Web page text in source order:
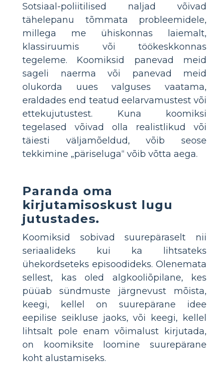
Sotsiaal-poliitilised naljad võivad
tähelepanu tõmmata probleemidele,
millega me ühiskonnas laiemalt,
klassiruumis või töökeskkonnas
tegeleme. Koomiksid panevad meid
sageli naerma või panevad meid
olukorda uues valguses vaatama,
eraldades end teatud eelarvamustest või
ettekujutustest. Kuna koomiksi
tegelased võivad olla realistlikud või
täiesti väljamõeldud, võib seose
tekkimine „päriseluga“ võib võtta aega.
Paranda oma
kirjutamisoskust lugu
jutustades.
Koomiksid sobivad suurepäraselt nii
seriaalideks kui ka lihtsateks
ühekordseteks episoodideks. Olenemata
sellest, kas oled algkooliõpilane, kes
püüab sündmuste järgnevust mõista,
keegi, kellel on suurepärane idee
eepilise seikluse jaoks, või keegi, kellel
lihtsalt pole enam võimalust kirjutada,
on koomiksite loomine suurepärane
koht alustamiseks.